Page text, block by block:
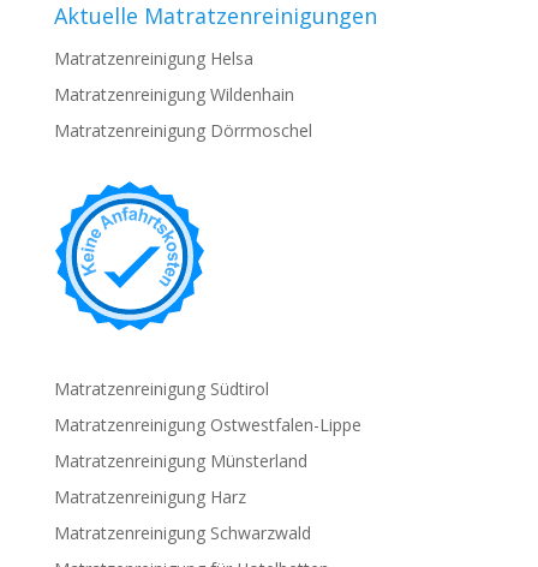
Aktuelle Matratzenreinigungen
Matratzenreinigung Helsa
Matratzenreinigung Wildenhain
Matratzenreinigung Dörrmoschel
Matratzenreinigung Südtirol
Matratzenreinigung Ostwestfalen-Lippe
Matratzenreinigung Münsterland
Matratzenreinigung Harz
Matratzenreinigung Schwarzwald